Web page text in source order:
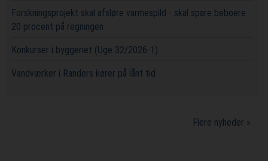
Forskningsprojekt skal afsløre varmespild - skal spare beboere
20 procent på regningen
Konkurser i byggeriet (Uge 32/2026-1)
Vandværker i Randers kører på lånt tid
Flere nyheder »